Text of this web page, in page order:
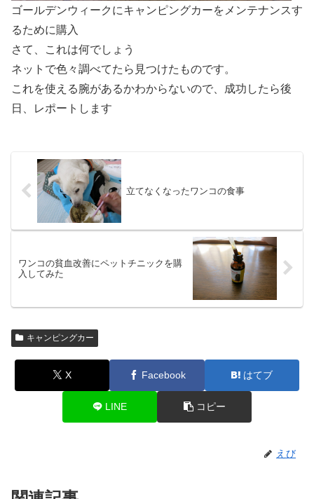
ゴールデンウィークにキャンピングカーをメンテナンスす
るために購入
さて、これは何でしょう
ネットで色々調べてたら見つけたものです。
これを使える腕があるかわからないので、成功したら後
日、レポートします
立てなくなったワンコの食事
ワンコの貧血改善にペットチニックを購
入してみた
キャンピングカー
X Facebook はてブ
LINE コピー
えび